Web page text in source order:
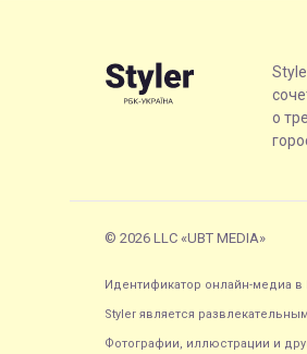
о
© 2026 LLC «UBT MEDIA»
Идентификатор онлайн-медиа в
Styler является
Фотографии, иллюстрации и